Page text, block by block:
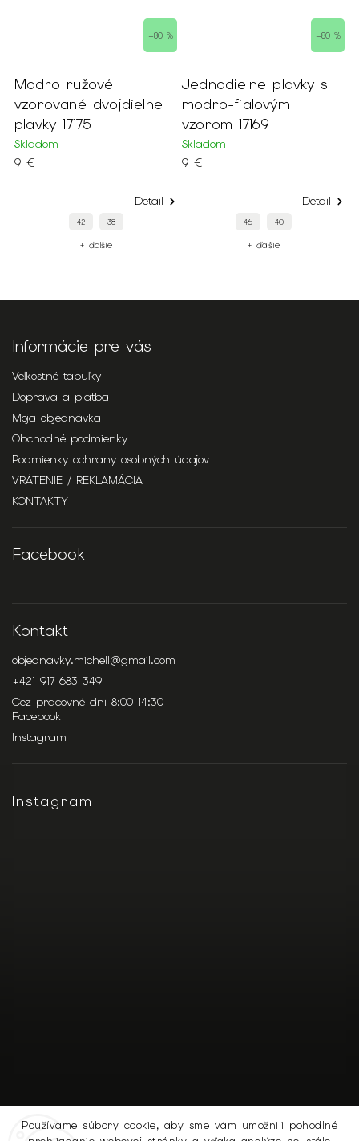
Používame súbory cookie, aby sme vám umožnili pohodlné
–80 %
Modro ružové
vzorované dvojdielne
plavky 17175
Skladom
9 €
Detail
42 38
+ ďalšie
–80 %
Jednodielne plavky s
modro-fialovým
vzorom 17169
Skladom
9 €
Detail
46 40
+ ďalšie
Informácie pre vás
Veľkostné tabuľky
Doprava a platba
Moja objednávka
Obchodné podmienky
Podmienky ochrany osobných údajov
VRÁTENIE / REKLAMÁCIA
KONTAKTY
Facebook
Kontakt
objednavky.michell@gmail.com
+421 917 683 349
Cez pracovné dni 8:00-14:30
Facebook
Instagram
Instagram